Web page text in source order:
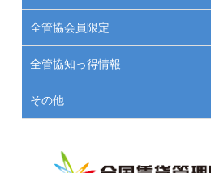
全管協会員限定
全管協知っ得情報
その他